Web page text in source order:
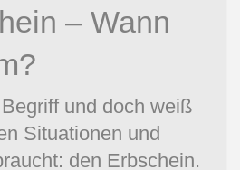
– Wann
und doch weiß
Situationen und
den Erbschein.